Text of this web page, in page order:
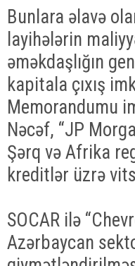
Bunlara əlavə
layihələrin
əməkdaşlığın
kapitala çıxış
Memorandumu
Nəcəf, “JP
Şərq və Afrika
kreditlər üzrə
SOCAR ilə
Azərbaycan